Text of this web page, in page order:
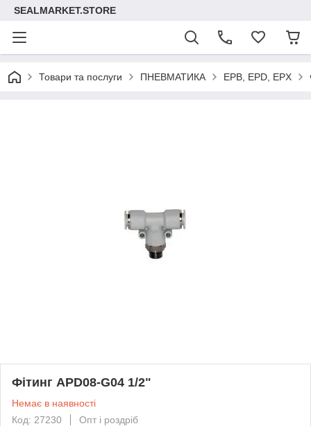
SEALMARKET.STORE
Товари та послуги ПНЕВМАТИКА EPB, EPD, EPX
Фітинг APD08-G04 1/2"
Немає в наявності
Код: 27230
Опт і роздріб